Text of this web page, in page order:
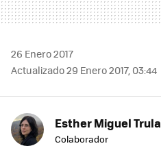
26 Enero 2017
Actualizado 29 Enero 2017, 03:44
Esther Miguel Trula
Colaborador